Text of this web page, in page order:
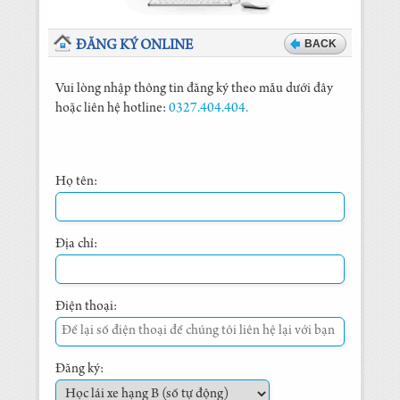
ĐĂNG KÝ ONLINE BACK
Vui lòng nhập thông tin đăng ký theo mẫu dưới đây
hoặc liên hệ hotline:0327.404.404.
Họ tên:
Địa chỉ:
Điện thoại:
Đăng ký: